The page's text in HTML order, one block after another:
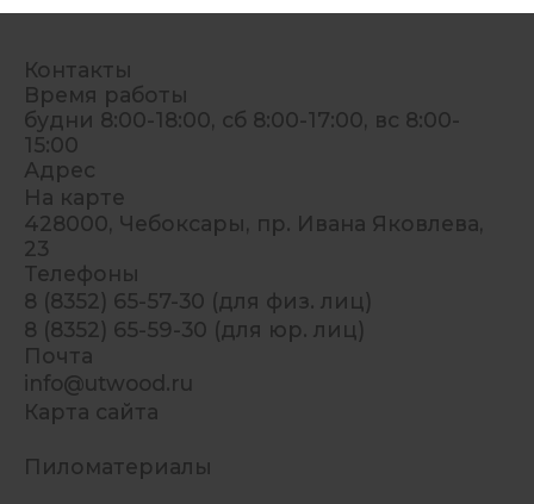
Контакты
Время работы
будни 8:00-18:00, сб 8:00-17:00, вс 8:00-
15:00
Адрес
На карте
428000, Чебоксары, пр. Ивана Яковлева,
23
Телефоны
8 (8352) 65-57-30 (для физ. лиц)
8 (8352) 65-59-30 (для юр. лиц)
Почта
info@utwood.ru
Карта сайта
Пиломатериалы